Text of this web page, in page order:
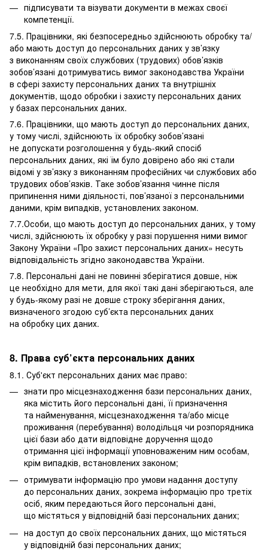
підписувати та візувати документи в межах своєї
компетенції.
7.5. Працівники, які безпосередньо здійснюють обробку та/
або мають доступ до персональних даних у зв’язку
з виконанням своїх службових (трудових) обов’язків
зобов’язані дотримуватись вимог законодавства України
в сфері захисту персональних даних та внутрішніх
документів, щодо обробки і захисту персональних даних
у базах персональних даних.
7.6. Працівники, що мають доступ до персональних даних,
у тому числі, здійснюють їх обробку зобов’язані
не допускати розголошення у будь-який спосіб
персональних даних, які їм було довірено або які стали
відомі у зв’язку з виконанням професійних чи службових або
трудових обов’язків. Таке зобов’язання чинне після
припинення ними діяльності, пов’язаної з персональними
даними, крім випадків, установлених законом.
7.7.Особи, що мають доступ до персональних даних, у тому
числі, здійснюють їх обробку у разі порушення ними вимог
Закону України «Про захист персональних даних» несуть
відповідальність згідно законодавства України.
7.8. Персональні дані не повинні зберігатися довше, ніж
це необхідно для мети, для якої такі дані зберігаються, але
у будь-якому разі не довше строку зберігання даних,
визначеного згодою суб’єкта персональних даних
на обробку цих даних.
8. Права суб’єкта персональних даних
8.1. Суб'єкт персональних даних має право:
знати про місцезнаходження бази персональних даних,
яка містить його персональні дані, її призначення
та найменування, місцезнаходження та/або місце
проживання (перебування) володільця чи розпорядника
цієї бази або дати відповідне доручення щодо
отримання цієї інформації уповноваженим ним особам,
крім випадків, встановлених законом;
отримувати інформацію про умови надання доступу
до персональних даних, зокрема інформацію про третіх
осіб, яким передаються його персональні дані,
що містяться у відповідній базі персональних даних;
на доступ до своїх персональних даних, що містяться
у відповідній базі персональних даних;